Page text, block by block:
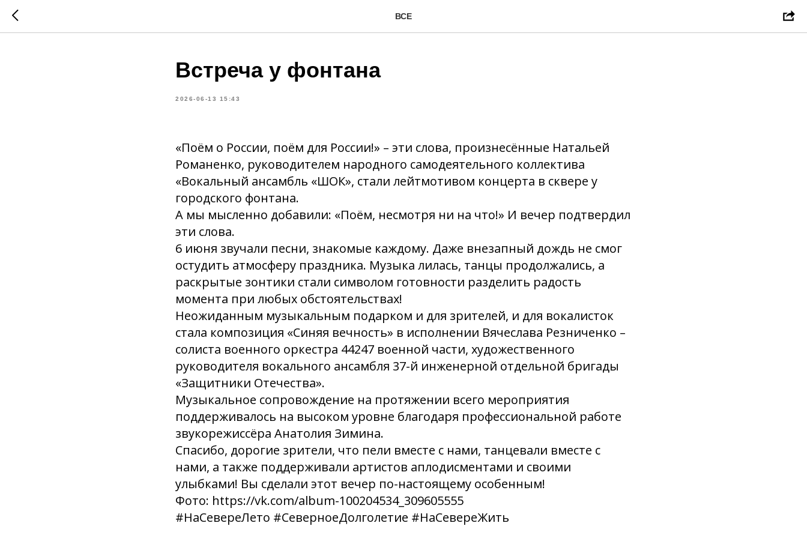
ВСЕ
Встреча у фонтана
2026-06-13 15:43
«Поём о России, поём для России!» – эти слова, произнесённые Натальей
Романенко, руководителем народного самодеятельного коллектива
«Вокальный ансамбль «ШОК», стали лейтмотивом концерта в сквере у
городского фонтана.
А мы мысленно добавили: «Поём, несмотря ни на что!» И вечер подтвердил
эти слова.
6 июня звучали песни, знакомые каждому. Даже внезапный дождь не смог
остудить атмосферу праздника. Музыка лилась, танцы продолжались, а
раскрытые зонтики стали символом готовности разделить радость
момента при любых обстоятельствах!
Неожиданным музыкальным подарком и для зрителей, и для вокалисток
стала композиция «Синяя вечность» в исполнении Вячеслава Резниченко –
солиста военного оркестра 44247 военной части, художественного
руководителя вокального ансамбля 37-й инженерной отдельной бригады
«Защитники Отечества».
Музыкальное сопровождение на протяжении всего мероприятия
поддерживалось на высоком уровне благодаря профессиональной работе
звукорежиссёра Анатолия Зимина.
Спасибо, дорогие зрители, что пели вместе с нами, танцевали вместе с
нами, а также поддерживали артистов аплодисментами и своими
улыбками! Вы сделали этот вечер по-настоящему особенным!
Фото: https://vk.com/album-100204534_309605555
#НаСевереЛето #СеверноеДолголетие #НаСевереЖить